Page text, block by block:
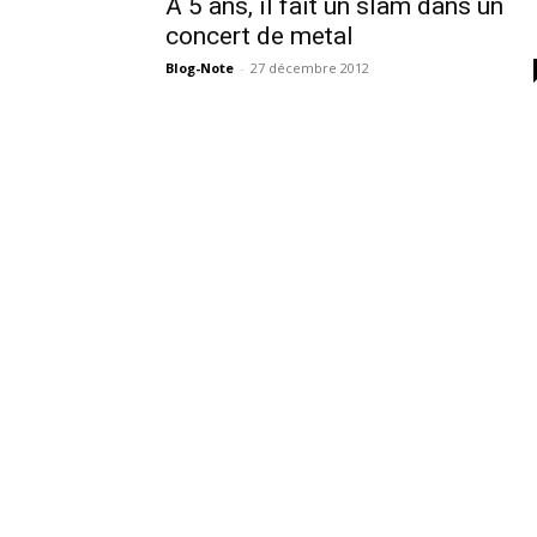
concert de metal
Blog-Note - 27 décembre 2012